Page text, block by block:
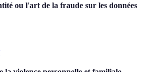
ou l'art de la fraude sur les données